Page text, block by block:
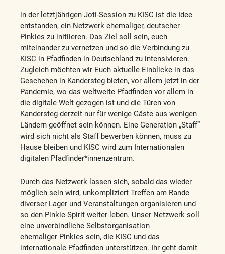
in der letztjährigen Joti-Session zu KISC ist die Idee
entstanden, ein Netzwerk ehemaliger, deutscher
Pinkies zu initiieren. Das Ziel soll sein, euch
miteinander zu vernetzen und so die Verbindung zu
KISC in Pfadfinden in Deutschland zu intensivieren.
Zugleich möchten wir Euch aktuelle Einblicke in das
Geschehen in Kandersteg bieten, vor allem jetzt in der
Pandemie, wo das weltweite Pfadfinden vor allem in
die digitale Welt gezogen ist und die Türen von
Kandersteg derzeit nur für wenige Gäste aus wenigen
Ländern geöffnet sein können. Eine Generation „Staff“
wird sich nicht als Staff bewerben können, muss zu
Hause bleiben und KISC wird zum Internationalen
digitalen Pfadfinder*innenzentrum.
Durch das Netzwerk lassen sich, sobald das wieder
möglich sein wird, unkompliziert Treffen am Rande
diverser Lager und Veranstaltungen organisieren und
so den Pinkie-Spirit weiter leben. Unser Netzwerk soll
eine unverbindliche Selbstorganisation
ehemaliger Pinkies sein, die KISC und das
internationale Pfadfinden unterstützen. Ihr geht damit